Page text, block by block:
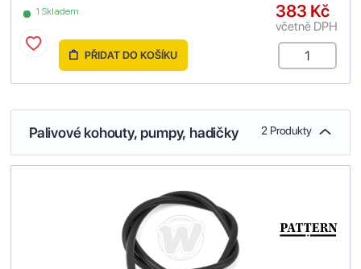
1 Skladem 383 Kč
včetně DPH
PŘIDAT DO KOŠÍKU
Palivové kohouty, pumpy, hadičky 2 Produkty